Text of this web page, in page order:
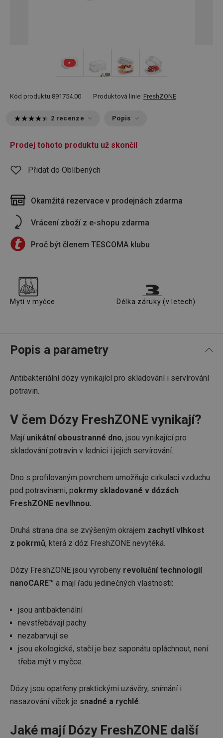
Kód produktu 891754.00 Produktová linie: FreshZONE
2 recenze Popis
Prodej tohoto produktu už skončil
Přidat do Oblíbených
Okamžitá rezervace v prodejnách zdarma
Vrácení zboží z e-shopu zdarma
Proč být členem TESCOMA klubu
Mytí v myčce Délka záruky (v letech)
Popis a parametry
Antibakteriální dózy vynikající pro skladování i servírování
potravin.
V čem Dózy FreshZONE vynikají?
Mají unikátní oboustranné dno, jsou vynikající pro
skladování potravin v lednici i jejich servírování.
Dno s profilovaným povrchem umožňuje cirkulaci vzduchu
pod potravinami, pokrmy skladované v dózách
FreshZONE nevlhnou.
Druhá strana dna se zvýšeným okrajem zachytí vlhkost
z pokrmů, která z dóz FreshZONE nevytéká.
Dózy FreshZONE jsou vyrobeny revoluční technologií
nanoCARE™ a mají řadu jedinečných vlastností:
jsou antibakteriální
nevstřebávají pachy
nezabarvují se
jsou ekologické, stačí je bez saponátu opláchnout, není
třeba mýt v myčce.
Dózy jsou opatřeny praktickými uzávěry, snímání i
nasazování víček je snadné a rychlé.
Jaké mají Dózy FreshZONE další